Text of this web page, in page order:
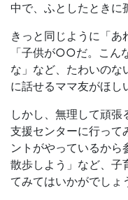
中で、ふとしたときに
きっと同じように「あ
「子供が○○だ。こん
な」など、たわいのな
に話せるママ友がほし
しかし、無理して頑
支援センターに行って
ントがやっているから
散歩しよう」など、子
てみてはいかがでしょ